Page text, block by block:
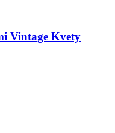
Vintage Kvety